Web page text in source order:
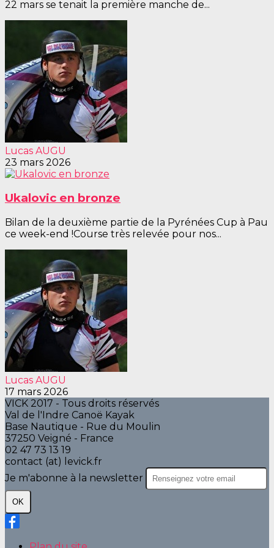
22 mars se tenait la première manche de...
Lucas AUGU
23 mars 2026
Ukalovic en bronze
Bilan de la deuxième partie de la Pyrénées Cup à Pau
ce week-end !Course très relevée pour nos...
Lucas AUGU
17 mars 2026
VICK 2017 - Tous droits réservés
Val de l'Indre Canoë Kayak
Base Nautique - Rue du Moulin
37250 Veigné - France
02 47 73 13 19
contact (at) levick.fr
Je m'abonne à la newsletter
OK